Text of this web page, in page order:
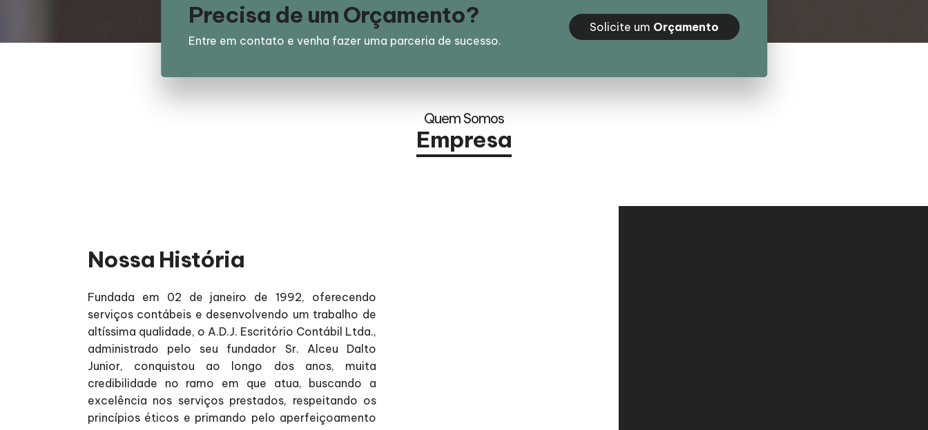
Precisa de um Orçamento?
Entre em contato e venha fazer uma parceria de sucesso.
Solicite um Orçamento
Quem Somos
Empresa
Nossa História
Fundada em 02 de janeiro de 1992, oferecendo
serviços contábeis e desenvolvendo um trabalho de
altíssima qualidade, o A.D.J. Escritório Contábil Ltda.,
administrado pelo seu fundador Sr. Alceu Dalto
Junior, conquistou ao longo dos anos, muita
credibilidade no ramo em que atua, buscando a
excelência nos serviços prestados, respeitando os
princípios éticos e primando pelo aperfeiçoamento